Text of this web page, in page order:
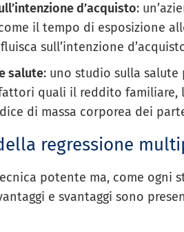
d’acquisto:
il tempo di esposizione
sull’intenzione
salute: uno studio sulla salute
quali il reddito familiare,
di massa corporea dei
regressione
potente ma, come ogni
e svantaggi sono